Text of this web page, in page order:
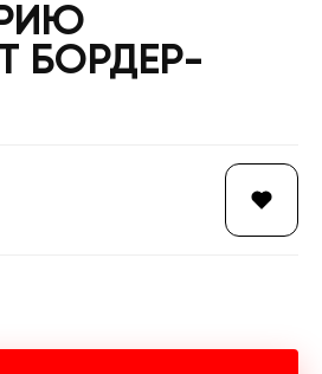
БОРДЕР-